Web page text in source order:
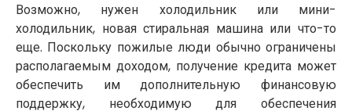
Возможно, нужен холодильник или мини-
холодильник, новая стиральная машина или что-то
еще. Поскольку пожилые люди обычно ограничены
располагаемым доходом, получение кредита может
обеспечить им дополнительную финансовую
поддержку, необходимую для обеспечения